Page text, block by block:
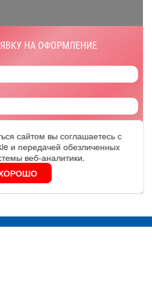
НА ОФОРМЛЕНИЕ
персональных данных
сайтом вы соглашаетесь с
и передачей обезличенных
веб-аналитики.